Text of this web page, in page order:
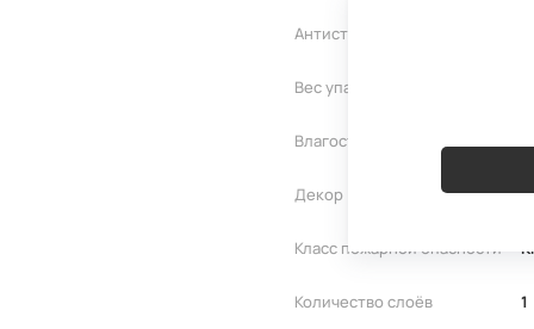
Антистатичность
Вес упаковки кг
Влагостойкость
Декор
Класс пожарной опасности
Количество слоёв 1